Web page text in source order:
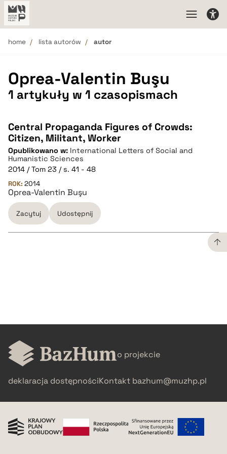
home lista autorów autor
Oprea-Valentin Buşu
1 artykuły w 1 czasopismach
Central Propaganda Figures of Crowds:
Citizen, Militant, Worker
Opublikowano w: International Letters of Social and
Humanistic Sciences
2014 / Tom 23 / s. 41 - 48
ROK: 2014
Oprea-Valentin Buşu
Zacytuj Udostępnij
BIBTEX
pobierz cytat o projekcie
deklaracja dostępnościKontakt bazhum@muzhp.pl